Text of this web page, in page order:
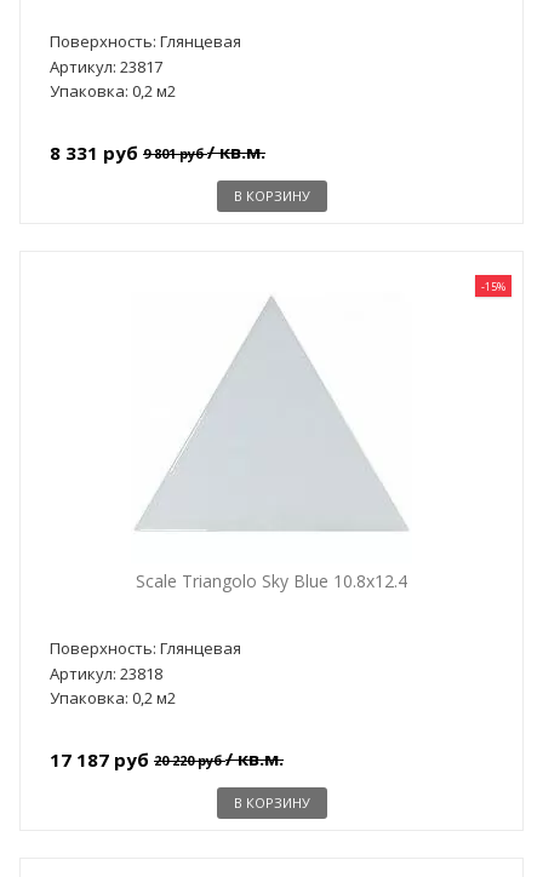
Поверхность: Глянцевая
Артикул: 23817
Упаковка: 0,2 м2
8 331 руб 9 801 руб/ кв.м.
В КОРЗИНУ
-15%
Scale Triangolo Sky Blue 10.8x12.4
Поверхность: Глянцевая
Артикул: 23818
Упаковка: 0,2 м2
17 187 руб 20 220 руб/ кв.м.
В КОРЗИНУ